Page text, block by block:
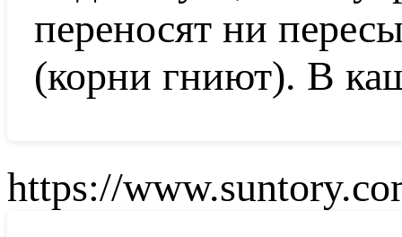
переносят ни
(корни гниют). В
https://